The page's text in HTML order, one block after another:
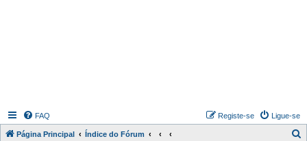
FAQ Ligue-se
Registe-se
Página Principal Índice do Fórum